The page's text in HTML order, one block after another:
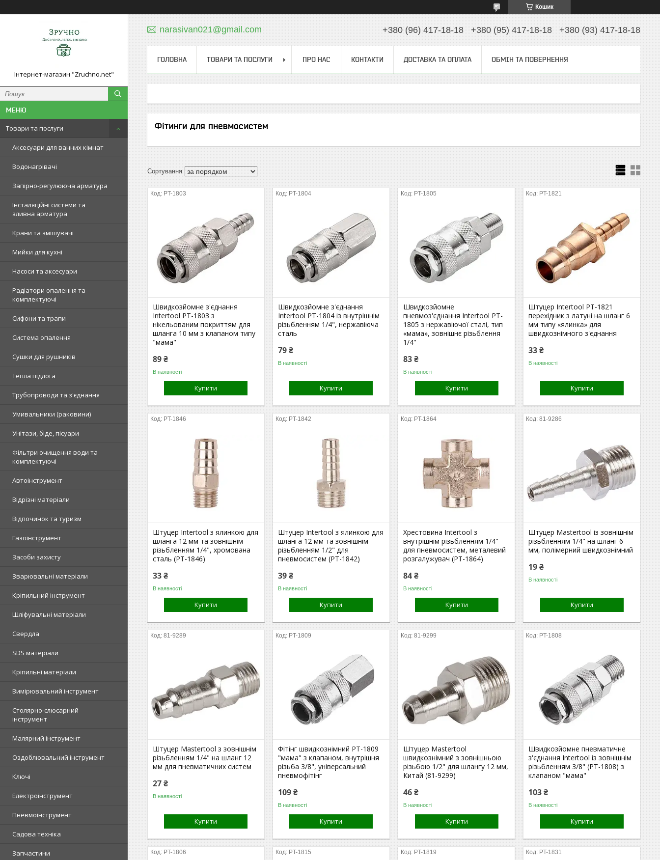
Кошик
Інтернет-магазин "Zruchno.net"
Товари та послуги
Аксесуари для ванних кімнат
Водонагрівачі
Запірно-регулююча арматура
Інсталяційні системи та
зливна арматура
Крани та змішувачі
Мийки для кухні
Насоси та аксесуари
Радіатори опалення та
комплектуючі
Сифони та трапи
Система опалення
Сушки для рушників
Тепла підлога
Трубопроводи та з'єднання
Умивальники (раковини)
Унітази, біде, пісуари
Фільтри очищення води та
комплектуючі
Автоінструмент
Відрізні матеріали
Відпочинок та туризм
Газоінструмент
Засоби захисту
Зварювальні матеріали
Кріпильний інструмент
Шліфувальні матеріали
Свердла
SDS матеріали
Кріпильні матеріали
Вимірювальний інструмент
Столярно-слюсарний
інструмент
Малярний інструмент
Оздоблювальний інструмент
Ключі
Електроінструмент
Пневмоінструмент
Садова техніка
Запчастини
narasivan021@gmail.com +380 (96) 417-18-18 +380 (95) 417-18-18 +380 (93) 417-18-18
ГОЛОВНА ТОВАРИ ТА ПОСЛУГИ ПРО НАС КОНТАКТИ ДОСТАВКА ТА ОПЛАТА ОБМІН ТА ПОВЕРНЕННЯ
Фітинги для пневмосистем
PT-1803
Швидкозйомне з'єднання
Intertool PT-1803 з
нікельованим покриттям для
шланга 10 мм з клапаном типу
"мама"
89 ₴
В наявності
Купити
PT-1804
Швидкозйомне з'єднання
Intertool PT-1804 із внутрішнім
різьбленням 1/4", нержавіюча
сталь
79 ₴
В наявності
Купити
PT-1805
Швидкозйомне
пневмоз'єднання Intertool PT-
1805 з нержавіючої сталі, тип
«мама», зовнішнє різьблення
1/4"
83 ₴
В наявності
Купити
PT-1821
Штуцер Intertool PT-1821
перехідник з латуні на шланг 6
мм типу «ялинка» для
швидкознімного з'єднання
33 ₴
В наявності
Купити
PT-1846
Штуцер Intertool з ялинкою для
шланга 12 мм та зовнішнім
різьбленням 1/4", хромована
сталь (PT-1846)
33 ₴
В наявності
Купити
PT-1842
Штуцер Intertool з ялинкою для
шланга 12 мм та зовнішнім
різьбленням 1/2" для
пневмосистем (PT-1842)
39 ₴
В наявності
Купити
PT-1864
Хрестовина Intertool з
внутрішнім різьбленням 1/4"
для пневмосистем, металевий
розгалужувач (PT-1864)
84 ₴
В наявності
Купити
81-9286
Штуцер Mastertool із зовнішнім
різьбленням 1/4" на шланг 6
мм, полімерний швидкознімний
19 ₴
В наявності
Купити
81-9289
Штуцер Mastertool з зовнішнім
різьбленням 1/4" на шланг 12
мм для пневматичних систем
27 ₴
В наявності
Купити
PT-1809
Фітінг швидкознімний PT-1809
"мама" з клапаном, внутрішня
різьба 3/8", універсальний
пневмофітінг
109 ₴
В наявності
Купити
81-9299
Штуцер Mastertool
швидкознімний з зовнішньою
різьбою 1/2" для шлангу 12 мм,
Китай (81-9299)
46 ₴
В наявності
Купити
PT-1808
Швидкозйомне пневматичне
з'єднання Intertool із зовнішнім
різьбленням 3/8" (PT-1808) з
клапаном "мама"
103 ₴
В наявності
Купити
PT-1806 PT-1815 PT-1819 PT-1831